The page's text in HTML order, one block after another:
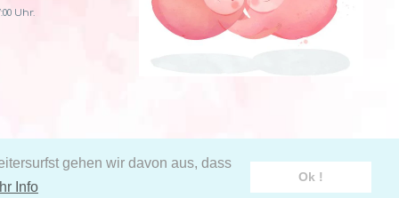
gehen wir davon aus, dass
Info
Ok !
Uhr.
Daten Facebook Instagram